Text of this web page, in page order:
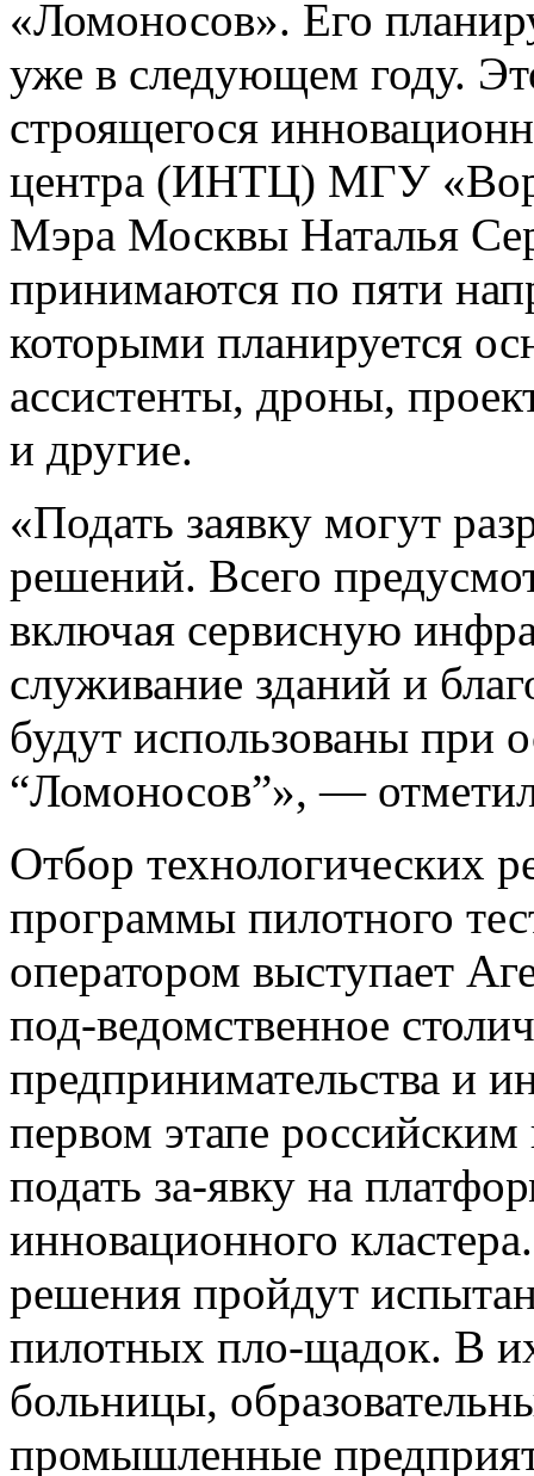
«Ломоносов». Его
уже в следующем году.
строящегося
центра (ИНТЦ) МГУ
Мэра Москвы Наталья
принимаются по пяти
которыми планируется
ассистенты, дроны,
и другие.
«Подать заявку могут
решений. Всего
включая сервисную
служивание зданий и
будут использованы при
“Ломоносов”», —
Отбор технологических
программы пилотного
оператором выступает
под-ведомственное
предпринимательства и
первом этапе
подать за-явку на
инновационного
решения пройдут
пилотных пло-щадок. В
больницы,
промышленные